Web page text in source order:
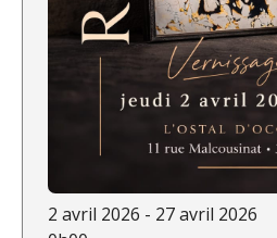
2 avril 2026 - 27 avril 2026